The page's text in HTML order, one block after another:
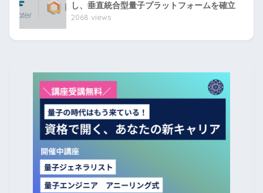
し、垂直統合型量子プラットフォームを確立
2068 views